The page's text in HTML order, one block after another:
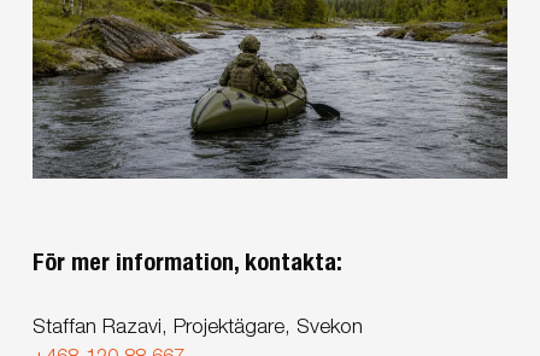
För mer information, kontakta:
Staffan Razavi, Projektägare, Svekon